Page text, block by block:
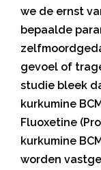
we de ernst
bepaalde
gevoel of
studie bleek
kurkumine
Fluoxetine
kurkumine
worden